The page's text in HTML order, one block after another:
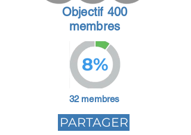
Objectif 400
membres
8%
32 membres
PARTAGER